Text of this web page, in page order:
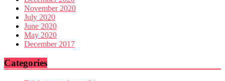
November 2020
July 2020
June 2020
May 2020
December 2017
Categories